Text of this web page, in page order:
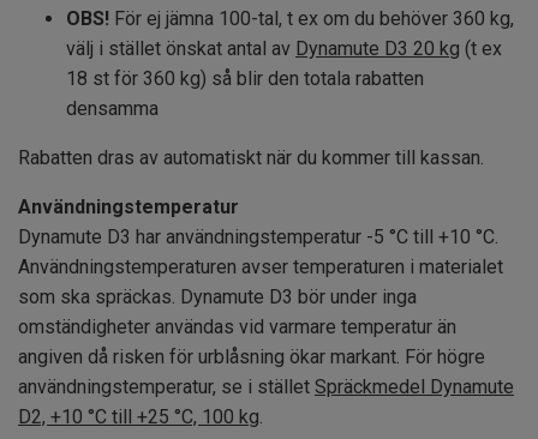
OBS! För ej jämna 100-tal, t ex om du behöver 360 kg,
välj i stället önskat antal av Dynamute D3 20 kg (t ex
18 st för 360 kg) så blir den totala rabatten
densamma
Rabatten dras av automatiskt när du kommer till kassan.
Användningstemperatur
Dynamute D3 har användningstemperatur -5 °C till +10 °C.
Användningstemperaturen avser temperaturen i materialet
som ska spräckas. Dynamute D3 bör under inga
omständigheter användas vid varmare temperatur än
angiven då risken för urblåsning ökar markant. För högre
användningstemperatur, se i stället Spräckmedel Dynamute
D2, +10 °C till +25 °C, 100 kg